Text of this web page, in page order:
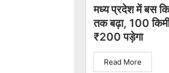
मध्य प्रदेश में बस
तक बढ़ा, 100
₹200 पड़ेगा
Read More